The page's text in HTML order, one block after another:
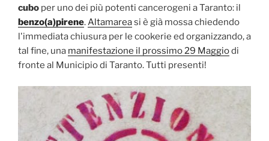
cubo per uno dei più potenti cancerogeni a Taranto: il
benzo(a)pirene.Altamareasi è già mossa chiedendo
l'immediata chiusura per le cookerie ed organizzando, a
tal fine, una manifestazione il prossimo 29 Maggiodi
fronte al Municipio di Taranto. Tutti presenti!